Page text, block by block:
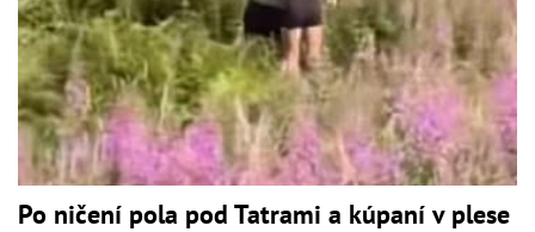
Po ničení pola pod Tatrami a kúpaní v plese